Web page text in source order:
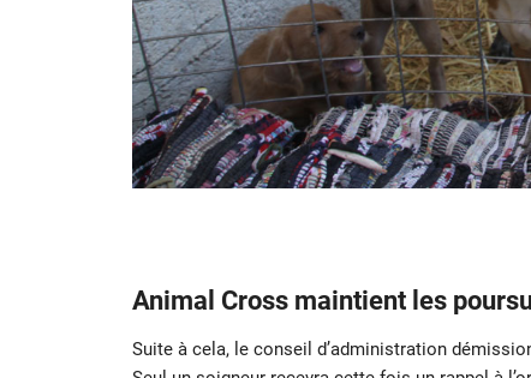
Animal Cross maintient les
Suite à cela, le conseil d’administration